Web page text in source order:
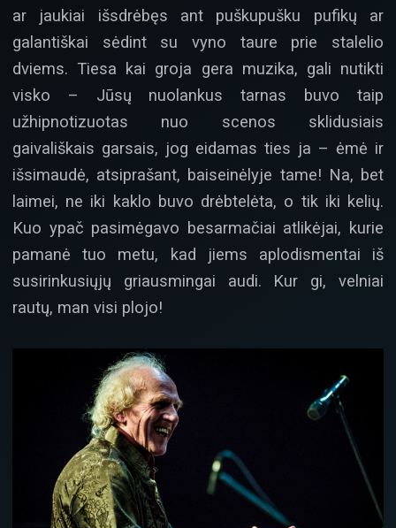
ar jaukiai išsdrėbęs ant puškupušku pufikų ar
galantiškai sėdint su vyno taure prie stalelio
dviems. Tiesa kai groja gera muzika, gali nutikti
visko – Jūsų nuolankus tarnas buvo taip
užhipnotizuotas nuo scenos sklidusiais
gaivališkais garsais, jog eidamas ties ja – ėmė ir
išsimaudė, atsiprašant, baiseinėlyje tame! Na, bet
laimei, ne iki kaklo buvo drėbtelėta, o tik iki kelių.
Kuo ypač pasimėgavo besarmačiai atlikėjai, kurie
pamanė tuo metu, kad jiems aplodismentai iš
susirinkusiųjų griausmingai audi. Kur gi, velniai
rautų, man visi plojo!